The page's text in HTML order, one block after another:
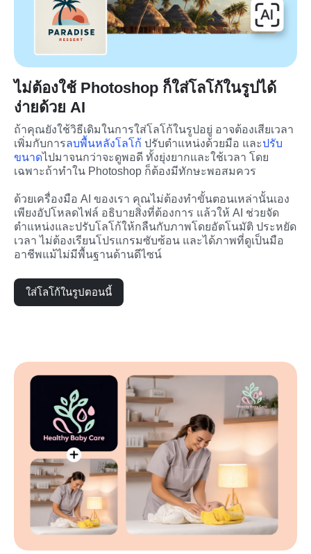
ไม่ต้องใช้ Photoshop ก็ใส่โลโก้ในรูปได้
ง่ายด้วย AI
ถ้าคุณยังใช้วิธีเดิมในการใส่โลโก้ในรูปอยู่ อาจต้องเสียเวลา
เพิ่มกับการลบพื้นหลังโลโก้ ปรับตำแหน่งด้วยมือ และปรับ
ขนาดไปมาจนกว่าจะดูพอดี ทั้งยุ่งยากและใช้เวลา โดย
เฉพาะถ้าทำใน Photoshop ก็ต้องมีทักษะพอสมควร
ด้วยเครื่องมือ AI ของเรา คุณไม่ต้องทำขั้นตอนเหล่านั้นเอง
เพียงอัปโหลดไฟล์ อธิบายสิ่งที่ต้องการ แล้วให้ AI ช่วยจัด
ตำแหน่งและปรับโลโก้ให้กลืนกับภาพโดยอัตโนมัติ ประหยัด
เวลา ไม่ต้องเรียนโปรแกรมซับซ้อน และได้ภาพที่ดูเป็นมือ
อาชีพแม้ไม่มีพื้นฐานด้านดีไซน์
ใส่โลโก้ในรูปตอนนี้